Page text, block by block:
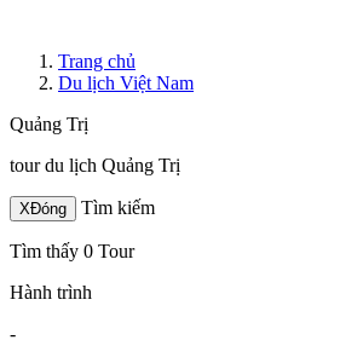
Trang chủ
Du lịch Việt Nam
Quảng Trị
tour du lịch Quảng Trị
XĐóng Tìm kiếm
Tìm thấy 0 Tour
Hành trình
-